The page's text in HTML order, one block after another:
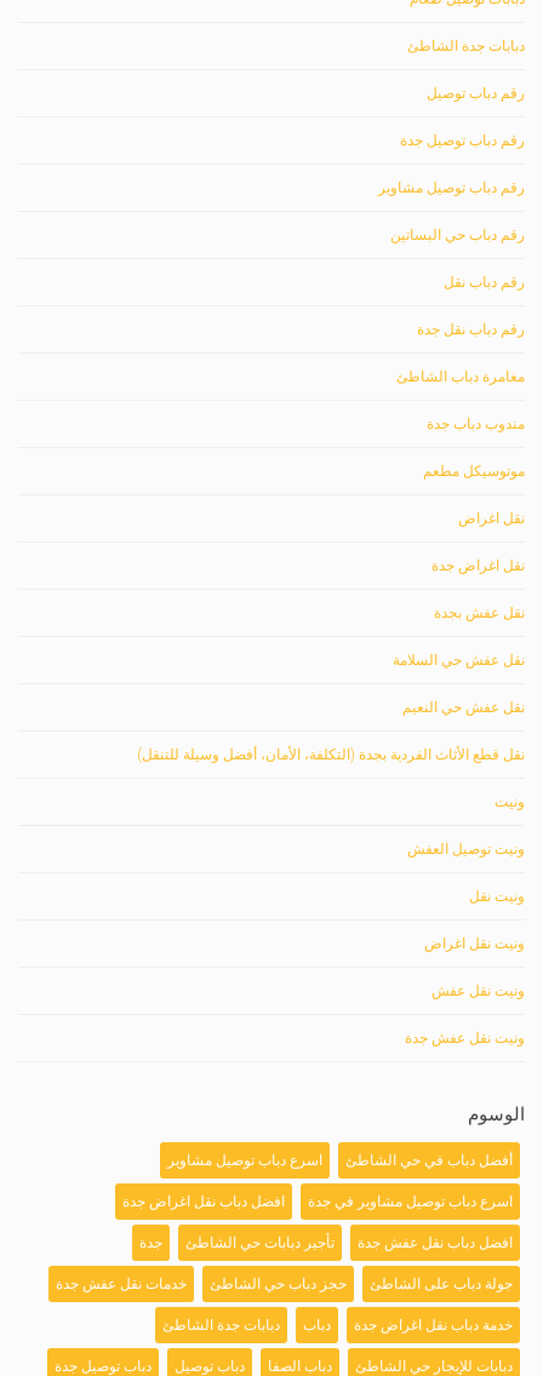
دبابات جدة الشاطئ
رقم دباب توصيل
رقم دباب توصيل جدة
رقم دباب توصيل مشاوير
رقم دباب حي البساتين
رقم دباب نقل
رقم دباب نقل جدة
مغامرة دباب الشاطئ
مندوب دباب جدة
موتوسيكل مطعم
نقل اغراض
نقل اغراض جدة
نقل عفش بجدة
نقل عفش حي السلامة
نقل عفش حي النعيم
نقل قطع الأثاث الفردية بجدة (التكلفة، الأمان، أفضل وسيلة للتنقل)
ونيت
ونيت توصيل العفش
ونيت نقل
ونيت نقل اغراض
ونيت نقل عفش
ونيت نقل عفش جدة
الوسوم
أفضل دباب في حي الشاطئ اسرع دباب توصيل مشاوير
اسرع دباب توصيل مشاوير في جدة افضل دباب نقل اغراض جدة
افضل دباب نقل عفش جدة تأجير دبابات حي الشاطئ جدة
جولة دباب على الشاطئ حجز دباب حي الشاطئ خدمات نقل عفش جدة
خدمة دباب نقل اغراض جدة دباب دبابات جدة الشاطئ
دبابات للإيجار حي الشاطئ دباب الصفا دباب توصيل دباب توصيل جدة